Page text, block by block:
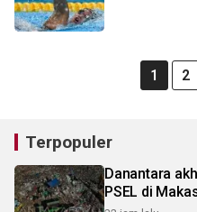
1 2
Terpopuler
Danantara
PSEL di